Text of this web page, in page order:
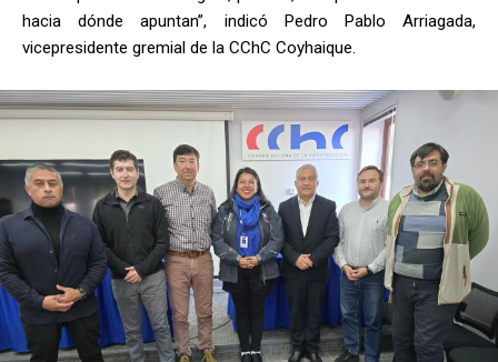
hacia dónde apuntan”, indicó Pedro Pablo Arriagada,
vicepresidente gremial de la CChC Coyhaique.